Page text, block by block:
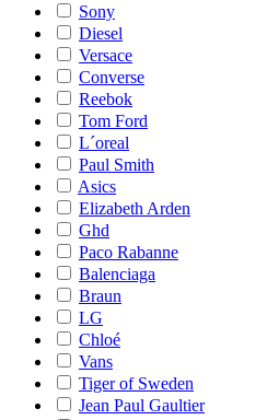
Sony
Diesel
Versace
Converse
Reebok
Tom Ford
L´oreal
Paul Smith
Asics
Elizabeth Arden
Ghd
Paco Rabanne
Balenciaga
Braun
LG
Chloé
Vans
Tiger of Sweden
Jean Paul Gaultier